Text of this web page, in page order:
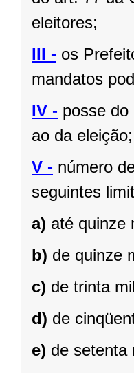
eleitores;
III - os
mandatos
IV - posse do
ao da eleição;
V - número
seguintes
a) até quinze
b) de quinze
c) de trinta
d) de
e) de setenta